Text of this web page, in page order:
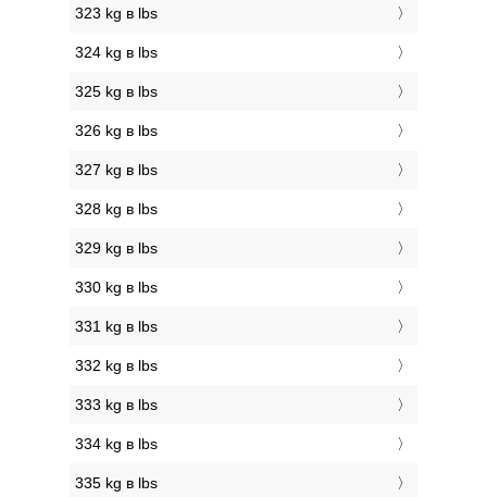
323 kg в lbs
324 kg в lbs
325 kg в lbs
326 kg в lbs
327 kg в lbs
328 kg в lbs
329 kg в lbs
330 kg в lbs
331 kg в lbs
332 kg в lbs
333 kg в lbs
334 kg в lbs
335 kg в lbs